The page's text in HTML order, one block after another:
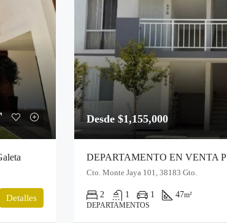
Detalles
Desde $1,155,000
Cto. Monte Jaya 101, 38183 Gto.
2 1 1 47m²
DEPARTAMENTOS